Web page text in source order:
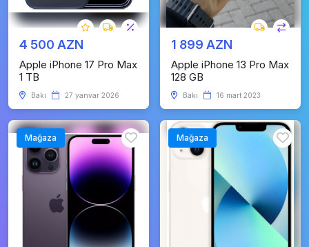
4 500 AZN
Apple iPhone 17 Pro Max
1 TB
Bakı 27 yanvar 2026
1 899 AZN
Apple iPhone 13 Pro Max
128 GB
Bakı 16 mart 2023
Mağaza Mağaza